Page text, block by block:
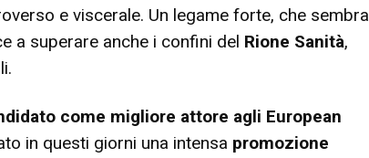
e viscerale. Un legame forte, che sembra
a superare anche i confini del Rione Sanità,
come migliore attore agli European
in questi giorni una intensa promozione